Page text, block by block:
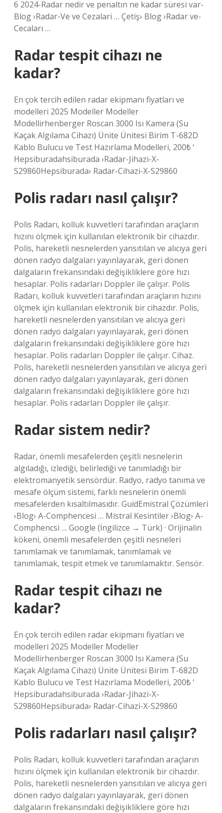
6 2024-Radar nedir ve penaltın ne kadar süresi var-
Blog ›Radar-Ve ve Cezalari … Çetiş› Blog ›Radar ve-
Cecaları …
Radar tespit cihazı ne
kadar?
En çok tercih edilen radar ekipmanı fiyatları ve
modelleri 2025 Modeller Modeller
Modellirhenberger Roscan 3000 Isı Kamera (Su
Kaçak Algılama Cihazı) Ünite Ünitesi Birim T-682D
Kablo Bulucu ve Test Hazırlama Modelleri, 200₺ ‘
Hepsiburadahsiburada ›Radar-Jihazi-X-
S29860Hepsiburada› Radar-Cihazi-X-S29860
Polis radarı nasıl çalışır?
Polis Radarı, kolluk kuvvetleri tarafından araçların
hızını ölçmek için kullanılan elektronik bir cihazdır.
Polis, hareketli nesnelerden yansıtılan ve alıcıya geri
dönen radyo dalgaları yayınlayarak, geri dönen
dalgaların frekansındaki değişikliklere göre hızı
hesaplar. Polis radarları Doppler ile çalışır. Polis
Radarı, kolluk kuvvetleri tarafından araçların hızını
ölçmek için kullanılan elektronik bir cihazdır. Polis,
hareketli nesnelerden yansıtılan ve alıcıya geri
dönen radyo dalgaları yayınlayarak, geri dönen
dalgaların frekansındaki değişikliklere göre hızı
hesaplar. Polis radarları Doppler ile çalışır. Cihaz.
Polis, hareketli nesnelerden yansıtılan ve alıcıya geri
dönen radyo dalgaları yayınlayarak, geri dönen
dalgaların frekansındaki değişikliklere göre hızı
hesaplar. Polis radarları Doppler ile çalışır.
Radar sistem nedir?
Radar, önemli mesafelerden çeşitli nesnelerin
algıladığı, izlediği, belirlediği ve tanımladığı bir
elektromanyetik sensördür. Radyo, radyo tanıma ve
mesafe ölçüm sistemi, farklı nesnelerin önemli
mesafelerden kısaltılmasıdır. GuidEmistral Çözümleri
›Blog› A-Comphencesi … Mistral Kesintiler ›Blog› A-
Comphencsi … Google (İngilizce → Türk) · Orijinalin
kökeni, önemli mesafelerden çeşitli nesneleri
tanımlamak ve tanımlamak, tanımlamak ve
tanımlamak, tespit etmek ve tanımlamaktır. Sensör.
Radar tespit cihazı ne
kadar?
En çok tercih edilen radar ekipmanı fiyatları ve
modelleri 2025 Modeller Modeller
Modellirhenberger Roscan 3000 Isı Kamera (Su
Kaçak Algılama Cihazı) Ünite Ünitesi Birim T-682D
Kablo Bulucu ve Test Hazırlama Modelleri, 200₺ ‘
Hepsiburadahsiburada ›Radar-Jihazi-X-
S29860Hepsiburada› Radar-Cihazi-X-S29860
Polis radarları nasıl çalışır?
Polis Radarı, kolluk kuvvetleri tarafından araçların
hızını ölçmek için kullanılan elektronik bir cihazdır.
Polis, hareketli nesnelerden yansıtılan ve alıcıya geri
dönen radyo dalgaları yayınlayarak, geri dönen
dalgaların frekansındaki değişikliklere göre hızı